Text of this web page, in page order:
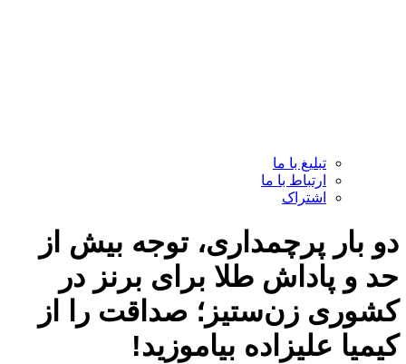
تبلیغ با ما
ارتباط با ما
اشتراک
دو بار پرچمداری، توجه بیش از
حد و پاداش طلا برای برنز در
کشوری زن‌ستیز؛ صداقت را از
کیمیا علیزاده بیاموزید!